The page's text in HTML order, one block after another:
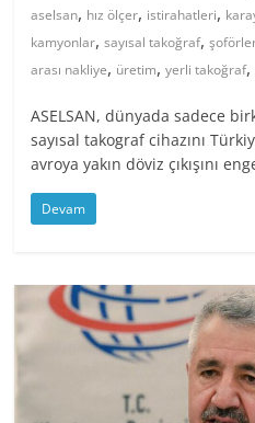
aselsan, hız ölçer, istirahatleri,
kamyonlar,sayısal takoğraf,
arası nakliye, üretim,yerli takoğraf,
ASELSAN, dünyada sadece
sayısal takograf cihazını
avroya yakın döviz çıkışını
Devam